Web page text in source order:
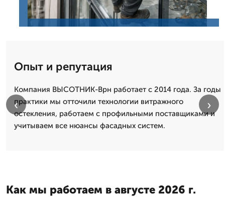
Опыт и репутация
Компания ВЫСОТНИК-Врн работает с 2014 года. За годы
практики мы отточили технологии витражного
остекления, работаем с профильными поставщиками и
учитываем все нюансы фасадных систем.
‹ ›
Как мы работаем в августе 2026 г.